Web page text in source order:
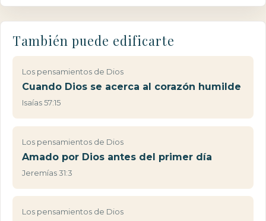
También puede edificarte
Los pensamientos de Dios
Cuando Dios se acerca al corazón humilde
Isaías 57:15
Los pensamientos de Dios
Amado por Dios antes del primer día
Jeremías 31:3
Los pensamientos de Dios